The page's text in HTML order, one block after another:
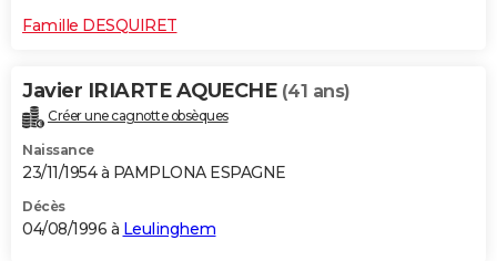
Famille DESQUIRET
Javier IRIARTE AQUECHE (41 ans)
Créer une cagnotte obsèques
Naissance
23/11/1954 à PAMPLONA ESPAGNE
Décès
04/08/1996 à Leulinghem